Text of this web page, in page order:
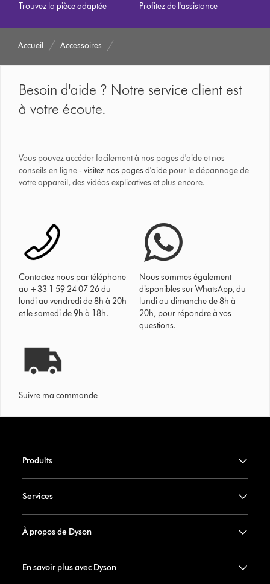
Trouvez la pièce adaptée Profitez de l'assistance
Accueil Accessoires
Besoin d'aide ? Notre service client est
à votre écoute.
Vous pouvez accéder facilement à nos pages d'aide et nos
conseils en ligne -visitez nos pages d'aide pour le dépannage de
votre appareil, des vidéos explicatives et plus encore.
Contactez nous par téléphone
au +33 1 59 24 07 26 du
lundi au vendredi de 8h à 20h
et le samedi de 9h à 18h.
Nous sommes également
disponibles sur WhatsApp, du
lundi au dimanche de 8h à
20h, pour répondre à vos
questions.
Suivre ma commande
Produits
Services
À propos de Dyson
En savoir plus avec Dyson